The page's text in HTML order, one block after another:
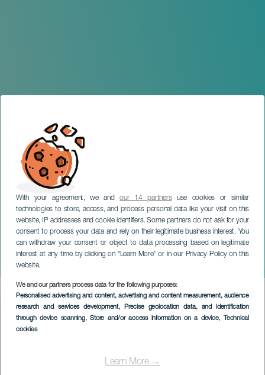
With your agreement, we andour 14 partnersuse cookies or similar
technologies to store, access, and process personal data like your visit on this
website, IP addresses and cookie identifiers. Some partners do not ask for your
consent to process your data and rely on their legitimate business interest. You
can withdraw your consent or object to data processing based on legitimate
interest at any time by clicking on “Learn More” or in our Privacy Policy on this
website.
We and our partners process data for the following purposes:
Personalised advertising and content, advertising and content measurement, audience
research and services development, Precise geolocation data, and identification
through device scanning, Store and/or access information on a device, Technical
cookies
Learn More →
Tyrkiets genom
GRAN CANARIA
Imagen
Listado